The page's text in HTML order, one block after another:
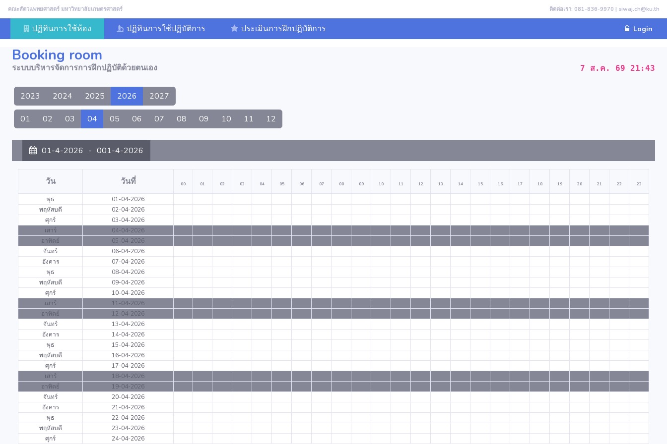
คณะสัตวแพทยศาสตร์ มหาวิทยาลัยเกษตรศาสตร์ ติดต่อเรา: 081-836-9970 | siwaj.ch@ku.th
ปฏิทินการใช้ห้อง ปฏิทินการใช้ปฏิบัติการ ประเมินการฝึกปฏิบัติการ Login
Booking room
ระบบบริหารจัดการการฝึกปฏิบัติด้วยตนเอง 7 ส.ค. 69 21:43
2023 2024 2025 2026 2027
01 02 03 04 05 06 07 08 09 10 11 12
01-4-2026 - 001-4-2026
วัน วันที่ 00 01 02 03 04 05 06 07 08 09 10 11 12 13 14 15 16 17 18 19 20 21 22 23
พุธ
01-04-2026
พฤหัสบดี
02-04-2026
ศุกร์
03-04-2026
เสาร์
04-04-2026
อาทิตย์
05-04-2026
จันทร์
06-04-2026
อังคาร
07-04-2026
พุธ
08-04-2026
พฤหัสบดี
09-04-2026
ศุกร์
10-04-2026
เสาร์
11-04-2026
อาทิตย์
12-04-2026
จันทร์
13-04-2026
อังคาร
14-04-2026
พุธ
15-04-2026
พฤหัสบดี
16-04-2026
ศุกร์
17-04-2026
เสาร์
18-04-2026
อาทิตย์
19-04-2026
จันทร์
20-04-2026
อังคาร
21-04-2026
พุธ
22-04-2026
พฤหัสบดี
23-04-2026
ศุกร์
24-04-2026